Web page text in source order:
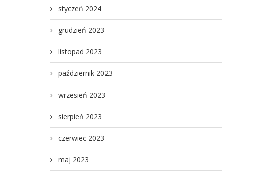
styczeń 2024
grudzień 2023
listopad 2023
październik 2023
wrzesień 2023
sierpień 2023
czerwiec 2023
maj 2023